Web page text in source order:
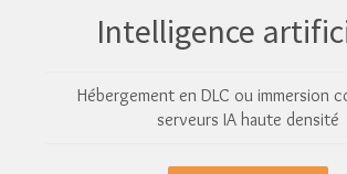
Intelligence
Hébergement en DLC ou immersion
serveurs IA haute densité